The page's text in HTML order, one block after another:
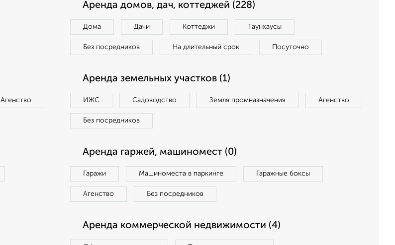
Аренда домов, дач, коттеджей (228)
Дома Дачи Коттеджи Таунхаусы
Без посредников На длительный срок Посуточно
Агенство
Аренда земельных участков (1)
ИЖС Садоводство Земля промназначения Агенство
Без посредников
Аренда гаржей, машиномест (0)
Гаражи Машиноместа в паркинге Гаражные боксы
Агенство Без посредников
Аренда коммерческой недвижимости (4)